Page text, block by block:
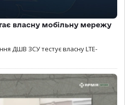
власну мобільну мережу
ДШВ ЗСУ тестує власну LTE-